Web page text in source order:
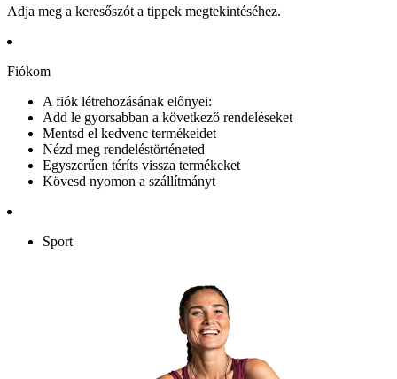
Adja meg a keresőszót a tippek megtekintéséhez.
Fiókom
A fiók létrehozásának előnyei:
Add le gyorsabban a következő rendeléseket
Mentsd el kedvenc termékeidet
Nézd meg rendeléstörténeted
Egyszerűen téríts vissza termékeket
Kövesd nyomon a szállítmányt
Sport